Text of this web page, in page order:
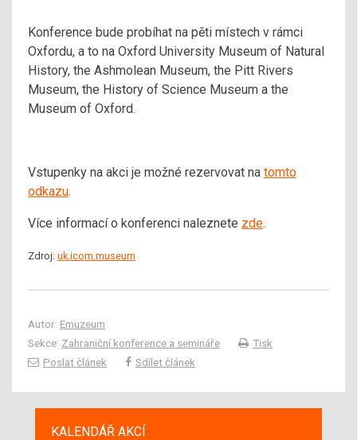
Konference bude probíhat na pěti místech v rámci
Oxfordu, a to na Oxford University Museum of Natural
History, the Ashmolean Museum, the Pitt Rivers
Museum, the History of Science Museum a the
Museum of Oxford.
Vstupenky na akci je možné rezervovat na tomto
odkazu.
Více informací o konferenci naleznete zde.
Zdroj: uk.icom.museum
Autor: Emuzeum
Sekce: Zahraniční konference a semináře
Tisk
Poslat článek
Sdílet článek
KALENDÁŘ AKCÍ